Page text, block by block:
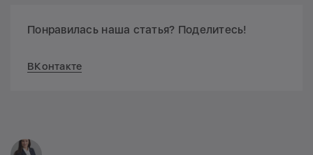
Понравилась наша статья? Поделитесь!
ВКонтакте